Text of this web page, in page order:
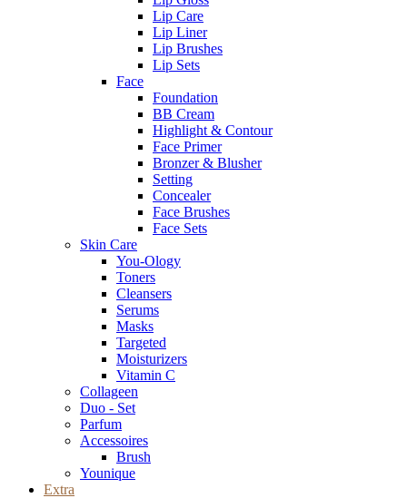
Lip Care
Lip Liner
Lip Brushes
Lip Sets
Face
Foundation
BB Cream
Highlight & Contour
Face Primer
Bronzer & Blusher
Setting
Concealer
Face Brushes
Face Sets
Skin Care
You-Ology
Toners
Cleansers
Serums
Masks
Targeted
Moisturizers
Vitamin C
Collageen
Duo - Set
Parfum
Accessoires
Brush
Younique
Extra